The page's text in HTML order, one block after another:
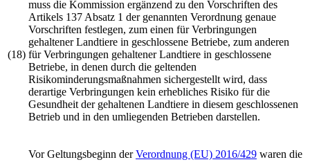
(18)
muss die Kommission ergänzend zu den Vorschriften des
Artikels 137 Absatz 1 der genannten Verordnung genaue
Vorschriften festlegen, zum einen für Verbringungen
gehaltener Landtiere in geschlossene Betriebe, zum anderen
für Verbringungen gehaltener Landtiere in geschlossene
Betriebe, in denen durch die geltenden
Risikominderungsmaßnahmen sichergestellt wird, dass
derartige Verbringungen kein erhebliches Risiko für die
Gesundheit der gehaltenen Landtiere in diesem geschlossenen
Betrieb und in den umliegenden Betrieben darstellen.
Vor Geltungsbeginn derVerordnung (EU) 2016/429 waren die